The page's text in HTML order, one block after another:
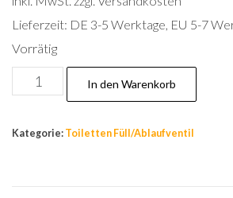
Lieferzeit: DE 3-5 Werktage, EU 5-7
Vorrätig
Spülkasten
Zubehör.
In den Warenkorb
Kategorie: Toiletten Füll/Ablaufventil